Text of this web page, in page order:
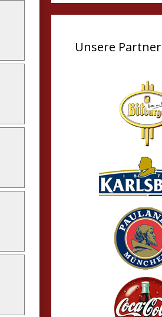
Unsere Partner